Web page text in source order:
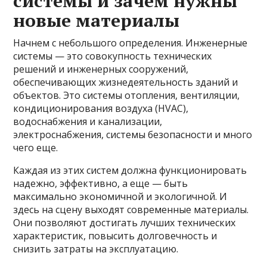
новые материалы
Начнем с небольшого определения. Инженерные
системы — это совокупность технических
решений и инженерных сооружений,
обеспечивающих жизнедеятельность зданий и
объектов. Это системы отопления, вентиляции,
кондиционирования воздуха (HVAC),
водоснабжения и канализации,
электроснабжения, системы безопасности и много
чего еще.
Каждая из этих систем должна функционировать
надежно, эффективно, а еще — быть
максимально экономичной и экологичной. И
здесь на сцену выходят современные материалы.
Они позволяют достигать лучших технических
характеристик, повысить долговечность и
снизить затраты на эксплуатацию.